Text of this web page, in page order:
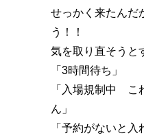
せっかく来たんだ
う！！
気を取り直そうと
「3時間待ち」
「入場規制中 こ
ん」
「予約がないと入